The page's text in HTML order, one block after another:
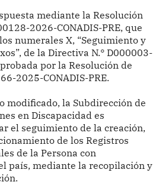
mediante la Resolución
2026-CONADIS-PRE, que
numerales X, “Seguimiento y
de la Directiva N.° D000003-
por la Resolución de
2025-CONADIS-PRE.
modificado, la Subdirección de
en Discapacidad es
el seguimiento de la creación,
de los Registros
de la Persona con
país, mediante la recopilación y